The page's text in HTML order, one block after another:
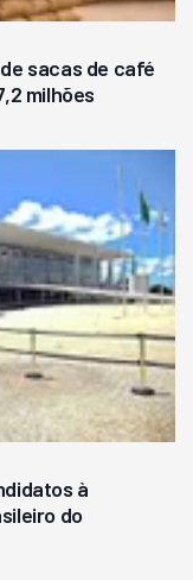
sacas de café
milhões
à
do